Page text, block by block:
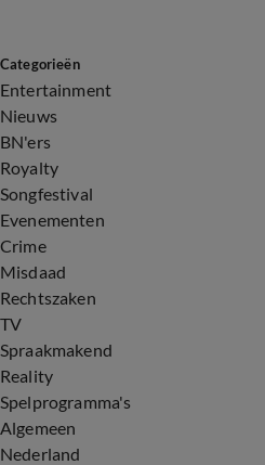
Categorieën
Entertainment
Nieuws
BN'ers
Royalty
Songfestival
Evenementen
Crime
Misdaad
Rechtszaken
TV
Spraakmakend
Reality
Spelprogramma's
Algemeen
Nederland